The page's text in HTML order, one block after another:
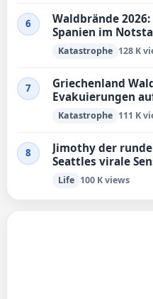
6
Waldbrände
Spanien im
Katastrophe 128 K
7
Griechenland
Evakuierungen
Lesbos | Juli 2026
Katastrophe 111 K
8
Jimothy der
Seattles virale
Life 100 K views